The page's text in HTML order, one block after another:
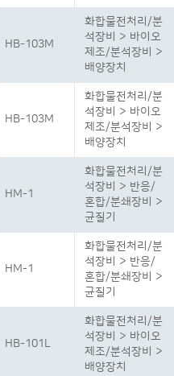
HB-103M
화합물전처리/분
석장비 > 바이오
제조/분석장비 >
배양장치
HB-103M
화합물전처리/분
석장비 > 바이오
제조/분석장비 >
배양장치
HM-1
화합물전처리/분
석장비 > 반응/
혼합/분쇄장비 >
균질기
HM-1
화합물전처리/분
석장비 > 반응/
혼합/분쇄장비 >
균질기
HB-101L
화합물전처리/분
석장비 > 바이오
제조/분석장비 >
배양장치